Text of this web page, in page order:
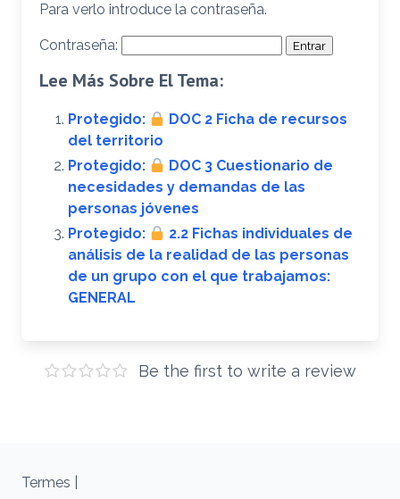
Para verlo introduce la contraseña.
Contraseña:
Lee Más Sobre El Tema:
Protegido:
DOC 2 Ficha de recursos
del territorio
Protegido:
DOC 3 Cuestionario de
necesidades y demandas de las
personas jóvenes
Protegido:
2.2 Fichas individuales de
análisis de la realidad de las personas
de un grupo con el que trabajamos:
GENERAL
Be the first to write a review
Termes |